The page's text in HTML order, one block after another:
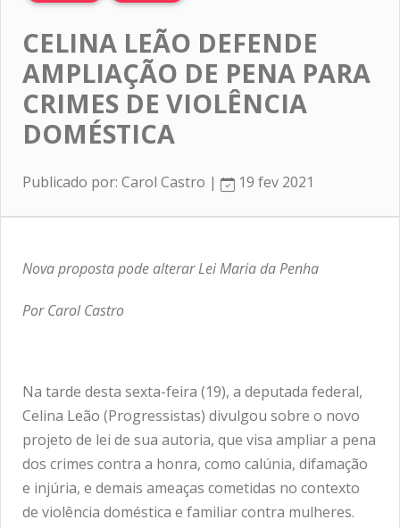
CELINA LEÃO DEFENDE
AMPLIAÇÃO DE PENA PARA
CRIMES DE VIOLÊNCIA
DOMÉSTICA
Publicado por: Carol Castro | 19 fev 2021
Nova proposta pode alterar Lei Maria da Penha
Por Carol Castro
Na tarde desta sexta-feira (19), a deputada federal,
Celina Leão (Progressistas) divulgou sobre o novo
projeto de lei de sua autoria, que visa ampliar a pena
dos crimes contra a honra, como calúnia, difamação
e injúria, e demais ameaças cometidas no contexto
de violência doméstica e familiar contra mulheres.